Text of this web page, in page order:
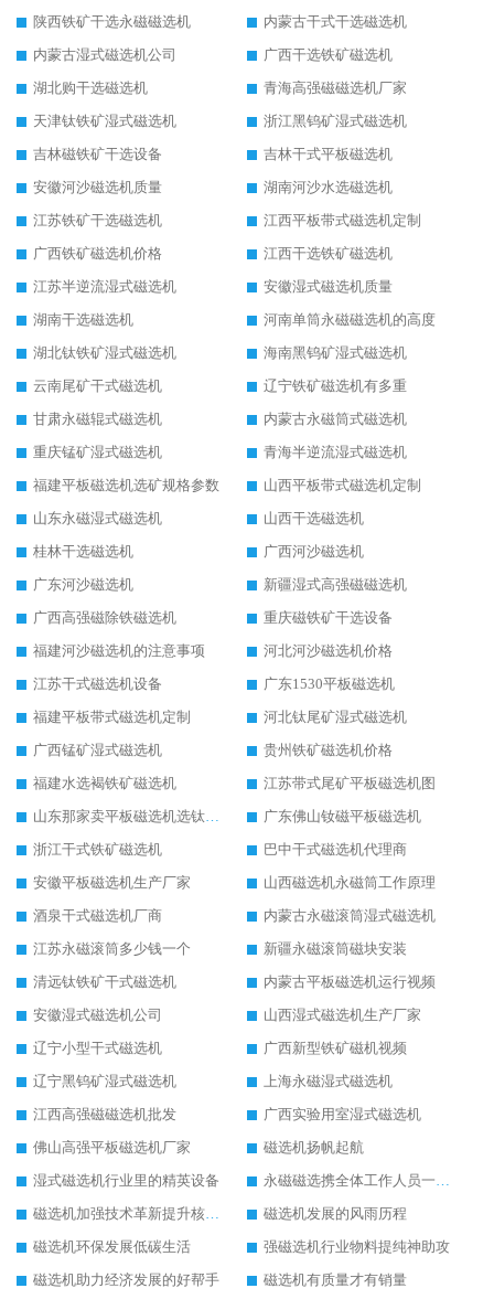
陕西铁矿干选永磁磁选机
内蒙古干式干选磁选机
内蒙古湿式磁选机公司
广西干选铁矿磁选机
湖北购干选磁选机
青海高强磁磁选机厂家
天津钛铁矿湿式磁选机
浙江黑钨矿湿式磁选机
吉林磁铁矿干选设备
吉林干式平板磁选机
安徽河沙磁选机质量
湖南河沙水选磁选机
江苏铁矿干选磁选机
江西平板带式磁选机定制
广西铁矿磁选机价格
江西干选铁矿磁选机
江苏半逆流湿式磁选机
安徽湿式磁选机质量
湖南干选磁选机
河南单筒永磁磁选机的高度
湖北钛铁矿湿式磁选机
海南黑钨矿湿式磁选机
云南尾矿干式磁选机
辽宁铁矿磁选机有多重
甘肃永磁辊式磁选机
内蒙古永磁筒式磁选机
重庆锰矿湿式磁选机
青海半逆流湿式磁选机
福建平板磁选机选矿规格参数
山西平板带式磁选机定制
山东永磁湿式磁选机
山西干选磁选机
桂林干选磁选机
广西河沙磁选机
广东河沙磁选机
新疆湿式高强磁磁选机
广西高强磁除铁磁选机
重庆磁铁矿干选设备
福建河沙磁选机的注意事项
河北河沙磁选机价格
江苏干式磁选机设备
广东1530平板磁选机
福建平板带式磁选机定制
河北钛尾矿湿式磁选机
广西锰矿湿式磁选机
贵州铁矿磁选机价格
福建水选褐铁矿磁选机
江苏带式尾矿平板磁选机图
山东那家卖平板磁选机选钛矿用
广东佛山钕磁平板磁选机
浙江干式铁矿磁选机
巴中干式磁选机代理商
安徽平板磁选机生产厂家
山西磁选机永磁筒工作原理
酒泉干式磁选机厂商
内蒙古永磁滚筒湿式磁选机
江苏永磁滚筒多少钱一个
新疆永磁滚筒磁块安装
清远钛铁矿干式磁选机
内蒙古平板磁选机运行视频
安徽湿式磁选机公司
山西湿式磁选机生产厂家
辽宁小型干式磁选机
广西新型铁矿磁机视频
辽宁黑钨矿湿式磁选机
上海永磁湿式磁选机
江西高强磁磁选机批发
广西实验用室湿式磁选机
佛山高强平板磁选机厂家
磁选机扬帆起航
湿式磁选机行业里的精英设备
永磁磁选携全体工作人员一起闯
磁选机加强技术革新提升核心竞争力
磁选机发展的风雨历程
磁选机环保发展低碳生活
强磁选机行业物料提纯神助攻
磁选机助力经济发展的好帮手
磁选机有质量才有销量